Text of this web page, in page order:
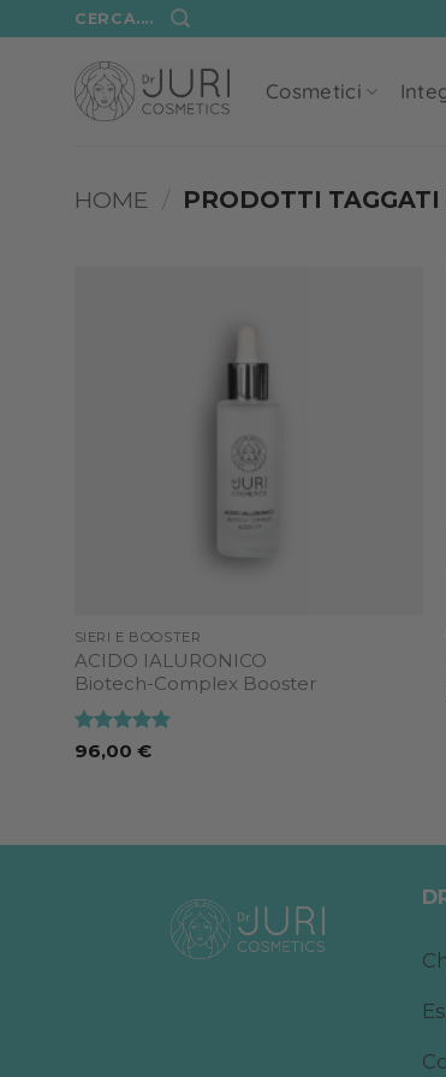
contenuti
CERCA....
Cosmetici
HOME / PRODOTTI
SIERI E BOOSTER
ACIDO IALURONICO
Biotech-Complex Booster
Valutato5
96,00 €